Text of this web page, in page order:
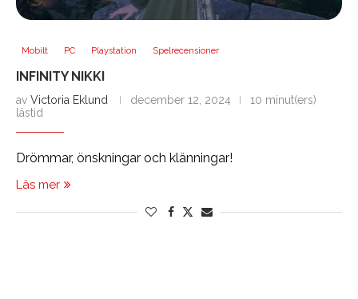
Mobilt PC Playstation Spelrecensioner
INFINITY NIKKI
av Victoria Eklund december 12, 2024
10 minut(ers)
lästid
Drömmar, önskningar och klänningar!
Läs mer